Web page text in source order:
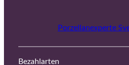
Porzellanexperte
Bezahlarten